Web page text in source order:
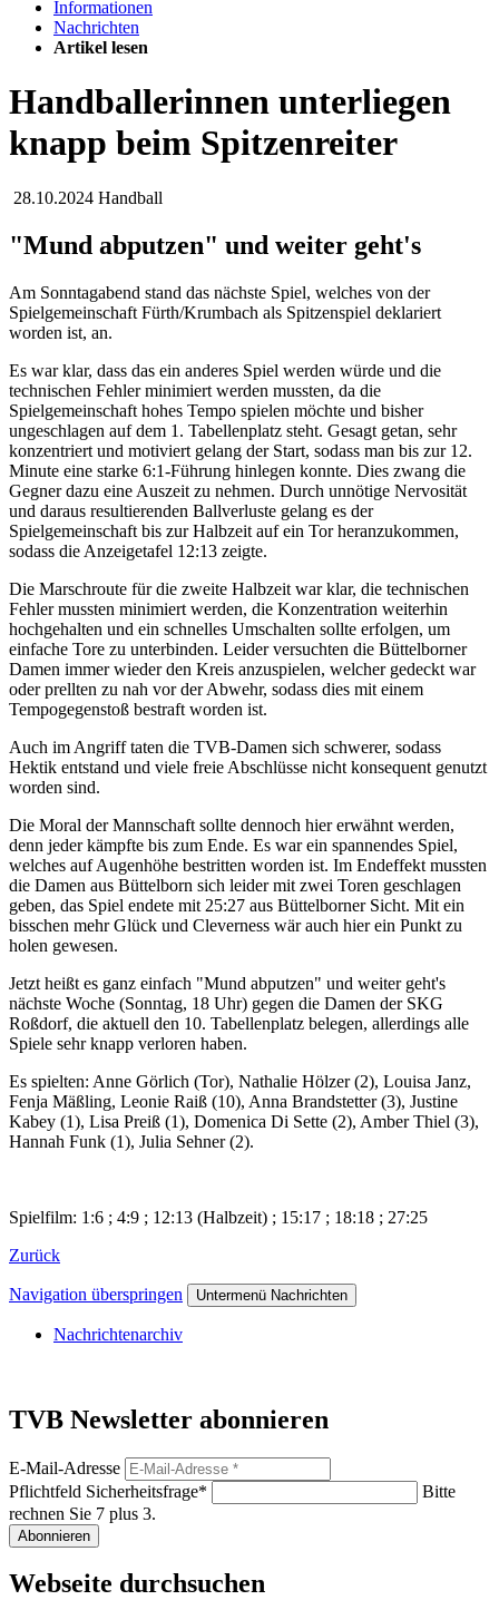
Informationen
Nachrichten
Artikel lesen
Handballerinnen unterliegen
knapp beim Spitzenreiter
28.10.2024 Handball
"Mund abputzen" und weiter geht's
Am Sonntagabend stand das nächste Spiel, welches von der
Spielgemeinschaft Fürth/Krumbach als Spitzenspiel deklariert
worden ist, an.
Es war klar, dass das ein anderes Spiel werden würde und die
technischen Fehler minimiert werden mussten, da die
Spielgemeinschaft hohes Tempo spielen möchte und bisher
ungeschlagen auf dem 1. Tabellenplatz steht. Gesagt getan, sehr
konzentriert und motiviert gelang der Start, sodass man bis zur 12.
Minute eine starke 6:1-Führung hinlegen konnte. Dies zwang die
Gegner dazu eine Auszeit zu nehmen. Durch unnötige Nervosität
und daraus resultierenden Ballverluste gelang es der
Spielgemeinschaft bis zur Halbzeit auf ein Tor heranzukommen,
sodass die Anzeigetafel 12:13 zeigte.
Die Marschroute für die zweite Halbzeit war klar, die technischen
Fehler mussten minimiert werden, die Konzentration weiterhin
hochgehalten und ein schnelles Umschalten sollte erfolgen, um
einfache Tore zu unterbinden. Leider versuchten die Büttelborner
Damen immer wieder den Kreis anzuspielen, welcher gedeckt war
oder prellten zu nah vor der Abwehr, sodass dies mit einem
Tempogegenstoß bestraft worden ist.
Auch im Angriff taten die TVB-Damen sich schwerer, sodass
Hektik entstand und viele freie Abschlüsse nicht konsequent genutzt
worden sind.
Die Moral der Mannschaft sollte dennoch hier erwähnt werden,
denn jeder kämpfte bis zum Ende. Es war ein spannendes Spiel,
welches auf Augenhöhe bestritten worden ist. Im Endeffekt mussten
die Damen aus Büttelborn sich leider mit zwei Toren geschlagen
geben, das Spiel endete mit 25:27 aus Büttelborner Sicht. Mit ein
bisschen mehr Glück und Cleverness wär auch hier ein Punkt zu
holen gewesen.
Jetzt heißt es ganz einfach "Mund abputzen" und weiter geht's
nächste Woche (Sonntag, 18 Uhr) gegen die Damen der SKG
Roßdorf, die aktuell den 10. Tabellenplatz belegen, allerdings alle
Spiele sehr knapp verloren haben.
Es spielten: Anne Görlich (Tor), Nathalie Hölzer (2), Louisa Janz,
Fenja Mäßling, Leonie Raiß (10), Anna Brandstetter (3), Justine
Kabey (1), Lisa Preiß (1), Domenica Di Sette (2), Amber Thiel (3),
Hannah Funk (1), Julia Sehner (2).
Spielfilm: 1:6 ; 4:9 ; 12:13 (Halbzeit) ; 15:17 ; 18:18 ; 27:25
Zurück
Navigation überspringen Untermenü Nachrichten
Nachrichtenarchiv
TVB Newsletter abonnieren
E-Mail-Adresse
Pflichtfeld Sicherheitsfrage*
Bitte
rechnen Sie 7 plus 3.
Abonnieren
Webseite durchsuchen